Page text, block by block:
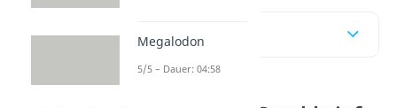
Inhaltsübersicht
Megalodon
5/5 – Dauer: 04:58